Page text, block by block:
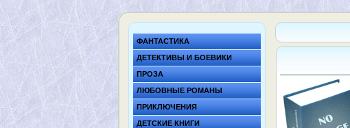
ФАНТАСТИКА
ДЕТЕКТИВЫ И БОЕВИКИ
ПРОЗА
ЛЮБОВНЫЕ РОМАНЫ
ПРИКЛЮЧЕНИЯ
ДЕТСКИЕ КНИГИ